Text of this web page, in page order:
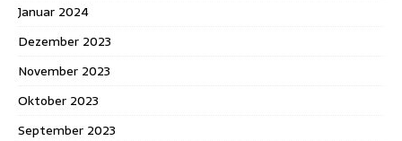
Januar 2024
Dezember 2023
November 2023
Oktober 2023
September 2023